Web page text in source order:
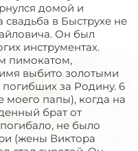
домой и
в Быструхе не
Он был
инструментах.
пимокатом,
выбито золотыми
за Родину. 6
папы), когда на
брат от
не было
(жены Виктора